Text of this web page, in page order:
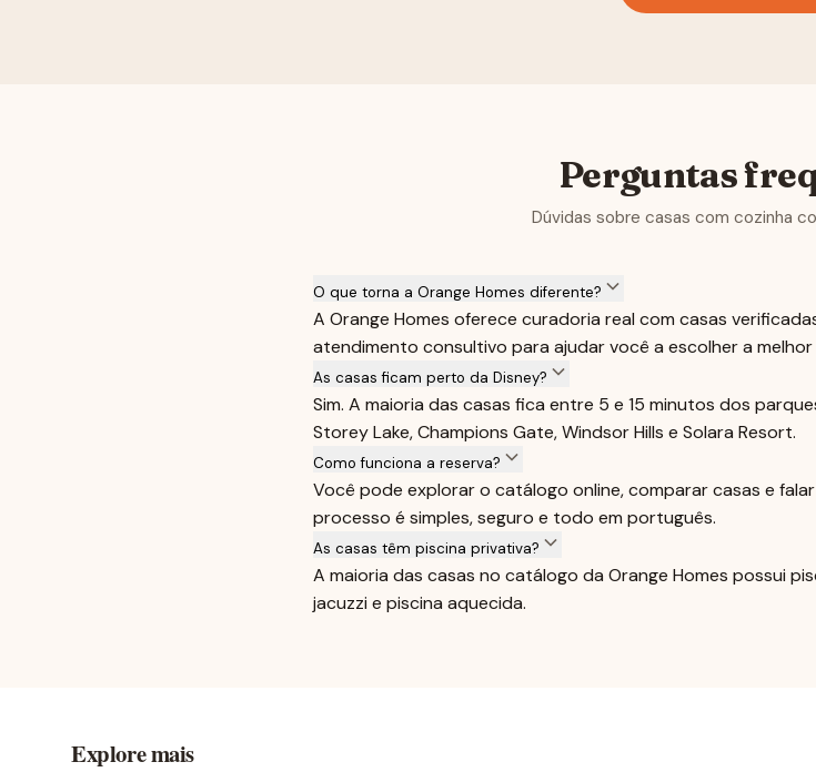
Perguntas
Dúvidas sobre casas com cozinha
O que torna a Orange Homes diferente?
A Orange Homes oferece curadoria real com casas
atendimento consultivo para ajudar você a escolher a
As casas ficam perto da Disney?
Sim. A maioria das casas fica entre 5 e 15 minutos dos
Storey Lake, Champions Gate, Windsor Hills e Solara Resort.
Como funciona a reserva?
Você pode explorar o catálogo online, comparar casas e
processo é simples, seguro e todo em português.
As casas têm piscina privativa?
A maioria das casas no catálogo da Orange Homes possui
jacuzzi e piscina aquecida.
Explore mais